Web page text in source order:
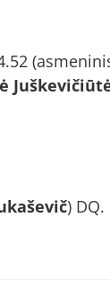
) DQ.